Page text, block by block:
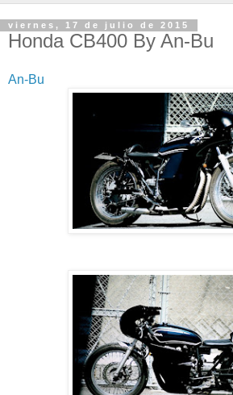
viernes, 17 de julio de 2015
Honda CB400 By An-Bu
An-Bu